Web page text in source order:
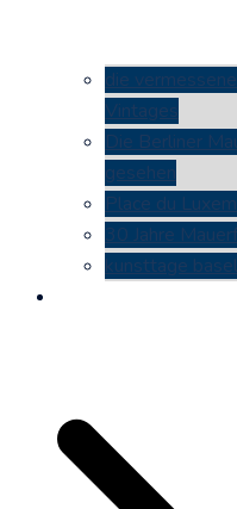
die
Vintages
Die Berliner
gesehen
Place du
30 Jahre
kunsttage